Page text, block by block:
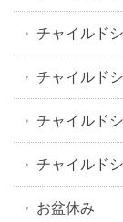
チャイルド
チャイルド
チャイルド
チャイルド
お盆休み